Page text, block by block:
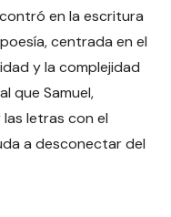
en la escritura
centrada en el
y la complejidad
que Samuel,
letras con el
a desconectar del